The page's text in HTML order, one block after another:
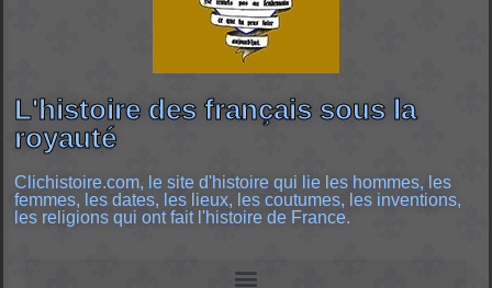
L'histoire des français sous la
royauté
Clichistoire.com, le site d'histoire qui lie les hommes, les
femmes, les dates, les lieux, les coutumes, les inventions,
les religions qui ont fait l'histoire de France.